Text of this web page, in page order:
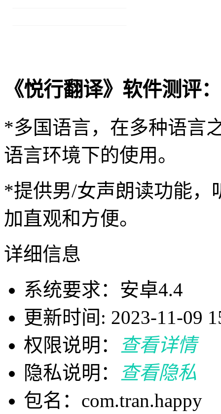
《悦行翻译》软件测评：
*多国语言，在多种语言
语言环境下的使用。
*提供男/女声朗读功能，
加直观和方便。
详细信息
系统要求：安卓4.4
更新时间: 2023-11-09
权限说明：
查看详情
隐私说明：
查看隐私
包名：com.tran.happy